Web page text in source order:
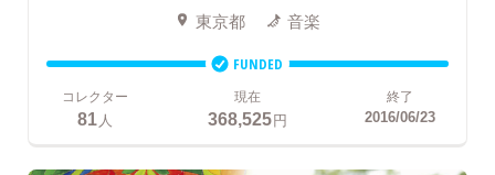
東京都 音楽
FUNDED
コレクター
81人
現在
368,525円
終了
2016/06/23